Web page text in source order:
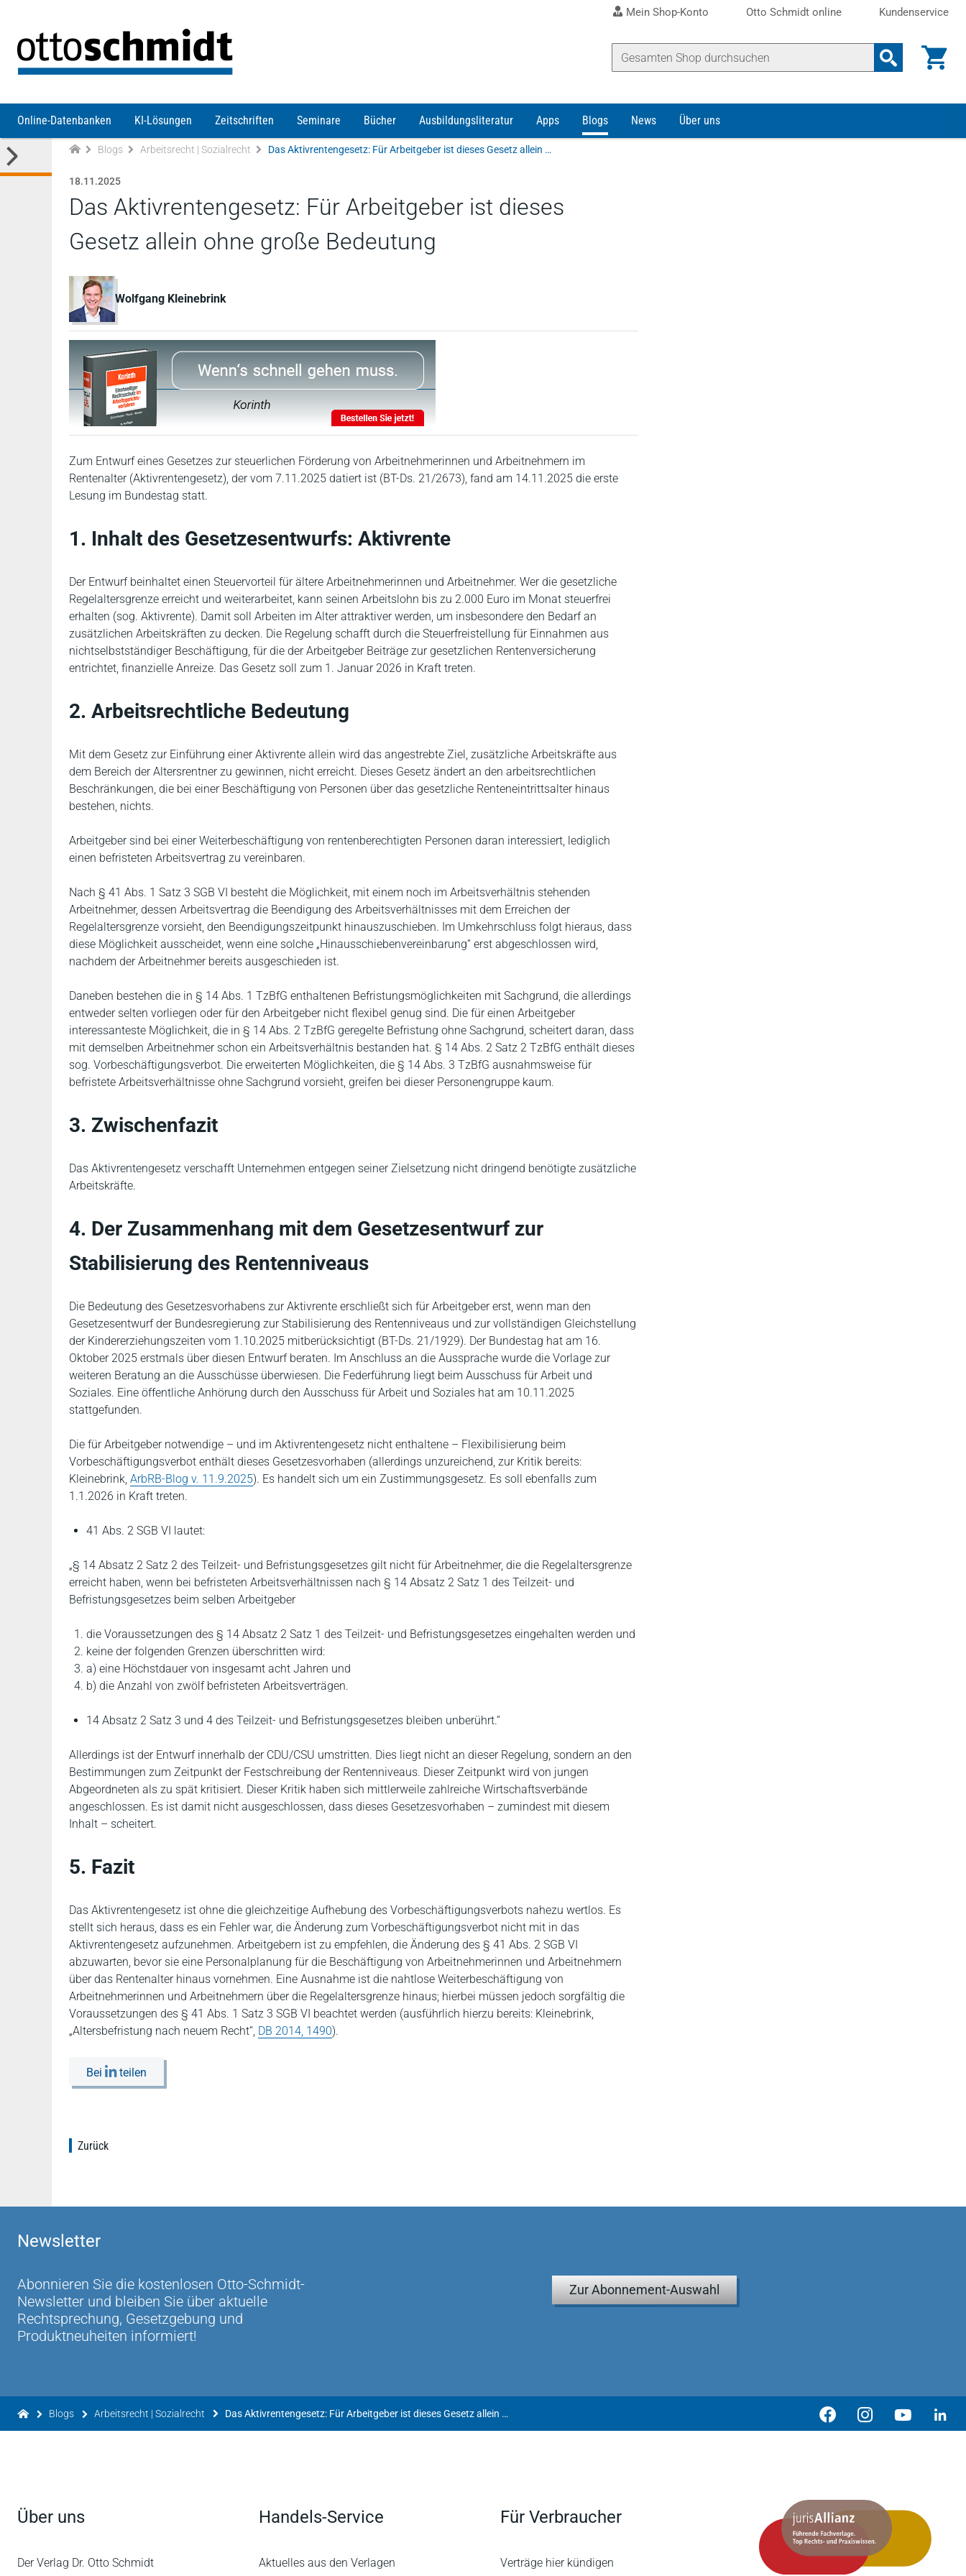
Mein Shop-Konto Otto Schmidt online Kundenservice
Online-Datenbanken KI-Lösungen Zeitschriften Seminare Bücher Ausbildungsliteratur Apps Blogs News Über uns
Blogs Arbeitsrecht | Sozialrecht Das Aktivrentengesetz: Für Arbeitgeber ist dieses Gesetz allein ohne große Bedeutung
18.11.2025
Das Aktivrentengesetz: Für Arbeitgeber ist dieses
Gesetz allein ohne große Bedeutung
Wolfgang Kleinebrink
Zum Entwurf eines Gesetzes zur steuerlichen Förderung von Arbeitnehmerinnen und Arbeitnehmern im
Rentenalter (Aktivrentengesetz), der vom 7.11.2025 datiert ist (BT-Ds. 21/2673), fand am 14.11.2025 die erste
Lesung im Bundestag statt.
1. Inhalt des Gesetzesentwurfs: Aktivrente
Der Entwurf beinhaltet einen Steuervorteil für ältere Arbeitnehmerinnen und Arbeitnehmer. Wer die gesetzliche
Regelaltersgrenze erreicht und weiterarbeitet, kann seinen Arbeitslohn bis zu 2.000 Euro im Monat steuerfrei
erhalten (sog. Aktivrente). Damit soll Arbeiten im Alter attraktiver werden, um insbesondere den Bedarf an
zusätzlichen Arbeitskräften zu decken. Die Regelung schafft durch die Steuerfreistellung für Einnahmen aus
nichtselbstständiger Beschäftigung, für die der Arbeitgeber Beiträge zur gesetzlichen Rentenversicherung
entrichtet, finanzielle Anreize. Das Gesetz soll zum 1. Januar 2026 in Kraft treten.
2. Arbeitsrechtliche Bedeutung
Mit dem Gesetz zur Einführung einer Aktivrente allein wird das angestrebte Ziel, zusätzliche Arbeitskräfte aus
dem Bereich der Altersrentner zu gewinnen, nicht erreicht. Dieses Gesetz ändert an den arbeitsrechtlichen
Beschränkungen, die bei einer Beschäftigung von Personen über das gesetzliche Renteneintrittsalter hinaus
bestehen, nichts.
Arbeitgeber sind bei einer Weiterbeschäftigung von rentenberechtigten Personen daran interessiert, lediglich
einen befristeten Arbeitsvertrag zu vereinbaren.
Nach § 41 Abs. 1 Satz 3 SGB VI besteht die Möglichkeit, mit einem noch im Arbeitsverhältnis stehenden
Arbeitnehmer, dessen Arbeitsvertrag die Beendigung des Arbeitsverhältnisses mit dem Erreichen der
Regelaltersgrenze vorsieht, den Beendigungszeitpunkt hinauszuschieben. Im Umkehrschluss folgt hieraus, dass
diese Möglichkeit ausscheidet, wenn eine solche „Hinausschiebenvereinbarung“ erst abgeschlossen wird,
nachdem der Arbeitnehmer bereits ausgeschieden ist.
Daneben bestehen die in § 14 Abs. 1 TzBfG enthaltenen Befristungsmöglichkeiten mit Sachgrund, die allerdings
entweder selten vorliegen oder für den Arbeitgeber nicht flexibel genug sind. Die für einen Arbeitgeber
interessanteste Möglichkeit, die in § 14 Abs. 2 TzBfG geregelte Befristung ohne Sachgrund, scheitert daran, dass
mit demselben Arbeitnehmer schon ein Arbeitsverhältnis bestanden hat. § 14 Abs. 2 Satz 2 TzBfG enthält dieses
sog. Vorbeschäftigungsverbot. Die erweiterten Möglichkeiten, die § 14 Abs. 3 TzBfG ausnahmsweise für
befristete Arbeitsverhältnisse ohne Sachgrund vorsieht, greifen bei dieser Personengruppe kaum.
3. Zwischenfazit
Das Aktivrentengesetz verschafft Unternehmen entgegen seiner Zielsetzung nicht dringend benötigte zusätzliche
Arbeitskräfte.
4. Der Zusammenhang mit dem Gesetzesentwurf zur
Stabilisierung des Rentenniveaus
Die Bedeutung des Gesetzesvorhabens zur Aktivrente erschließt sich für Arbeitgeber erst, wenn man den
Gesetzesentwurf der Bundesregierung zur Stabilisierung des Rentenniveaus und zur vollständigen Gleichstellung
der Kindererziehungszeiten vom 1.10.2025 mitberücksichtigt (BT-Ds. 21/1929). Der Bundestag hat am 16.
Oktober 2025 erstmals über diesen Entwurf beraten. Im Anschluss an die Aussprache wurde die Vorlage zur
weiteren Beratung an die Ausschüsse überwiesen. Die Federführung liegt beim Ausschuss für Arbeit und
Soziales. Eine öffentliche Anhörung durch den Ausschuss für Arbeit und Soziales hat am 10.11.2025
stattgefunden.
Die für Arbeitgeber notwendige – und im Aktivrentengesetz nicht enthaltene – Flexibilisierung beim
Vorbeschäftigungsverbot enthält dieses Gesetzesvorhaben (allerdings unzureichend, zur Kritik bereits:
Kleinebrink, ArbRB-Blog v. 11.9.2025). Es handelt sich um ein Zustimmungsgesetz. Es soll ebenfalls zum
1.1.2026 in Kraft treten.
41 Abs. 2 SGB VI lautet:
„§ 14 Absatz 2 Satz 2 des Teilzeit- und Befristungsgesetzes gilt nicht für Arbeitnehmer, die die Regelaltersgrenze
erreicht haben, wenn bei befristeten Arbeitsverhältnissen nach § 14 Absatz 2 Satz 1 des Teilzeit- und
Befristungsgesetzes beim selben Arbeitgeber
die Voraussetzungen des § 14 Absatz 2 Satz 1 des Teilzeit- und Befristungsgesetzes eingehalten werden und
keine der folgenden Grenzen überschritten wird:
a) eine Höchstdauer von insgesamt acht Jahren und
b) die Anzahl von zwölf befristeten Arbeitsverträgen.
14 Absatz 2 Satz 3 und 4 des Teilzeit- und Befristungsgesetzes bleiben unberührt.“
Allerdings ist der Entwurf innerhalb der CDU/CSU umstritten. Dies liegt nicht an dieser Regelung, sondern an den
Bestimmungen zum Zeitpunkt der Festschreibung der Rentenniveaus. Dieser Zeitpunkt wird von jungen
Abgeordneten als zu spät kritisiert. Dieser Kritik haben sich mittlerweile zahlreiche Wirtschaftsverbände
angeschlossen. Es ist damit nicht ausgeschlossen, dass dieses Gesetzesvorhaben – zumindest mit diesem
Inhalt – scheitert.
5. Fazit
Das Aktivrentengesetz ist ohne die gleichzeitige Aufhebung des Vorbeschäftigungsverbots nahezu wertlos. Es
stellt sich heraus, dass es ein Fehler war, die Änderung zum Vorbeschäftigungsverbot nicht mit in das
Aktivrentengesetz aufzunehmen. Arbeitgebern ist zu empfehlen, die Änderung des § 41 Abs. 2 SGB VI
abzuwarten, bevor sie eine Personalplanung für die Beschäftigung von Arbeitnehmerinnen und Arbeitnehmern
über das Rentenalter hinaus vornehmen. Eine Ausnahme ist die nahtlose Weiterbeschäftigung von
Arbeitnehmerinnen und Arbeitnehmern über die Regelaltersgrenze hinaus; hierbei müssen jedoch sorgfältig die
Voraussetzungen des § 41 Abs. 1 Satz 3 SGB VI beachtet werden (ausführlich hierzu bereits: Kleinebrink,
„Altersbefristung nach neuem Recht“, DB 2014, 1490).
Bei teilen
Zurück
Newsletter
Abonnieren Sie die kostenlosen Otto-Schmidt-
Newsletter und bleiben Sie über aktuelle
Rechtsprechung, Gesetzgebung und
Produktneuheiten informiert!
Zur Abonnement-Auswahl
Blogs Arbeitsrecht | Sozialrecht Das Aktivrentengesetz: Für Arbeitgeber ist dieses Gesetz allein ohne große Bedeutung
Über uns
Der Verlag Dr. Otto Schmidt
Handels-Service
Aktuelles aus den Verlagen
Für Verbraucher
Verträge hier kündigen